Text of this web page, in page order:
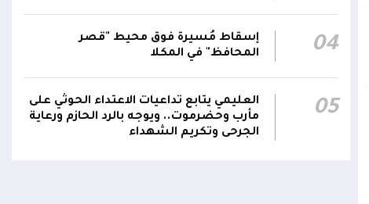
والتعامل مع تداعياته على مختلف المستويات
04
إسقاط مُسيرة فوق محيط "قصر
المحافظ" في المكلا
05
العليمي يتابع تداعيات الاعتداء الحوثي على
مأرب وحضرموت.. ويوجه بالرد الحازم ورعاية
الجرحى وتكريم الشهداء